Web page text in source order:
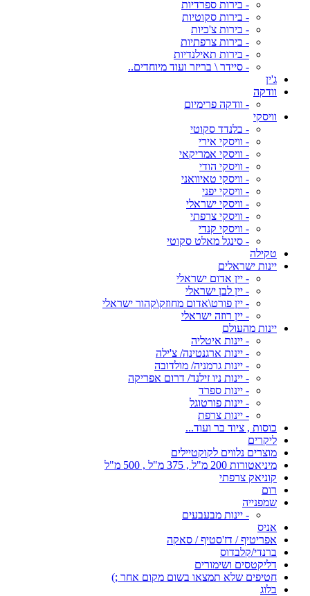
- בירות ספרדיות
- בירות סקוטיות
- בירות צ'כיות
- בירות צרפתיות
- בירות תאילנדיות
- סיידר \ בריזר ועוד מיוחדים..
ג'ין
וודקה
- וודקה פרימיום
וויסקי
- בלנדד סקוטי
- וויסקי אירי
- וויסקי אמריקאי
- וויסקי הודי
- וויסקי טאיוואני
- וויסקי יפני
- וויסקי ישראלי
- וויסקי צרפתי
- וויסקי קנדי
- סינגל מאלט סקוטי
טקילה
יינות ישראלים
- יין אדום ישראלי
- יין לבן ישראלי
- יין פורט\אדום מחוזק\קהור ישראלי
- יין רוזה ישראלי
יינות מהעולם
- יינות איטליה
- יינות ארגנטינה/ צ'ילה
- יינות גרמניה/ מולדובה
- יינות ניו זילנד/ דרום אפריקה
- יינות ספרד
- יינות פורטוגל
- יינות צרפת
כוסות , ציוד בר ועוד...
ליקרים
מוצרים נלווים לקוקטיילים
מיניאטורות 200 מ"ל , 375 מ"ל , 500 מ"ל
קוניאק צרפתי
רום
שמפנייה
- יינות מבעבעים
אניס
אפריטיף / דז'סטיף / סאקה
ברנדי/קלבדוס
דליקטסים ושימורים
חטיפים שלא תמצאו בשום מקום אחר ;)
בלוג